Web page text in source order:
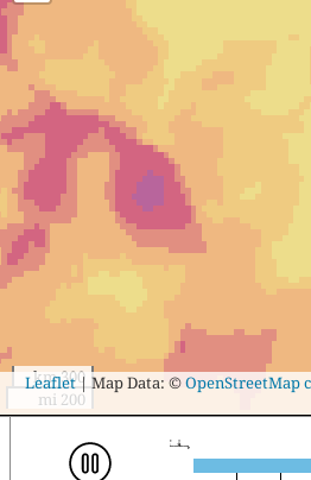
300 km
200 mi
|Map Data: ©
ہفتہ 8، 21:00 (UTC)